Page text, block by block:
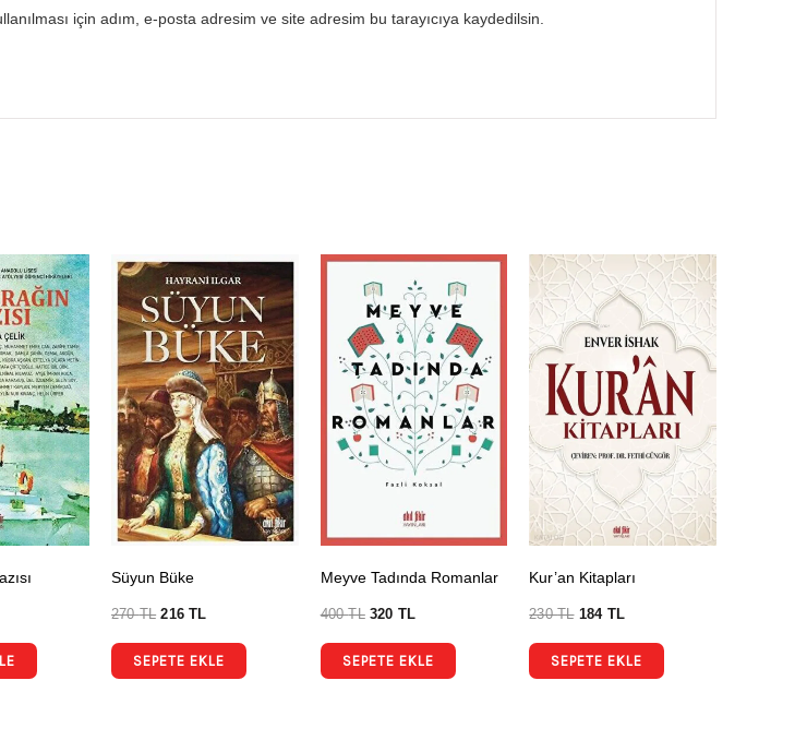
için adım, e-posta adresim ve site adresim bu tarayıcıya kaydedilsin.
Süyun Büke
270TL 216TL
SEPETE EKLE
Meyve Tadında Romanlar
400TL 320 TL
SEPETE EKLE
Kur’an Kitapları
230TL 184 TL
SEPETE EKLE